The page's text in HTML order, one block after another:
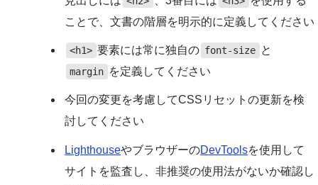
ことで、文書の階層を明示的に定義してください
<h1> 要素には常に独自の font-size と
margin を定義してください
今回の変更を考慮してCSSリセットの更新を検
討してください
LighthouseやブラウザーのDevToolsを使用して
サイトを監査し、非推奨の使用法がないか確認し